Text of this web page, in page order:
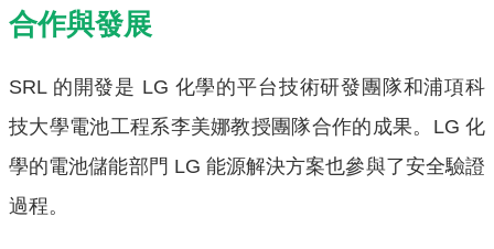
合作與發展
SRL 的開發是 LG 化學的平台技術研發團隊和浦項科
技大學電池工程系李美娜教授團隊合作的成果。LG 化
學的電池儲能部門 LG 能源解決方案也參與了安全驗證
過程。